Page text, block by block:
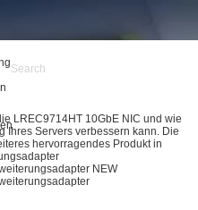
NEW
LREC9714HT 10GbE NIC und wie
Ihres Servers verbessern kann. Die
hervorragendes Produkt in